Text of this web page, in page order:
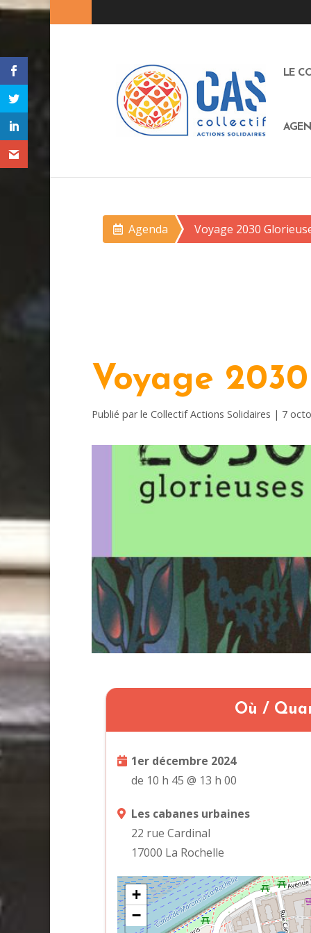
LE
Agenda Voyage 2030
Voyage
Publié par le Collectif Actions Solidaires | 7
Où /
1er décembre 2024
de 10 h 45 @ 13 h 00
Les cabanes urbaines
22 rue Cardinal
17000 La Rochelle
+
−